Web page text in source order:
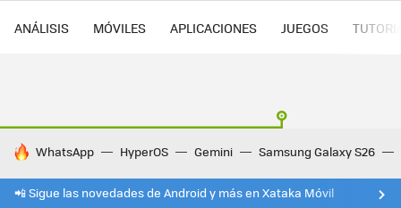
ANÁLISIS MÓVILES APLICACIONES JUEGOS
HOY SE HABLA DE
WhatsApp HyperOS Gemini Samsung Galaxy S26
📲 Sigue las novedades de Android y más en Xataka Móvil